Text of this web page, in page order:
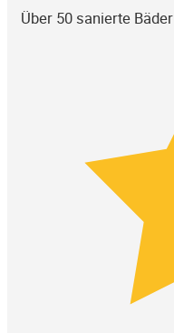
Über 50 sanierte Bäder